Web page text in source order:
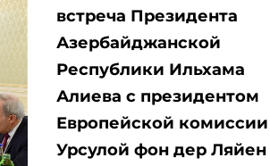
встреча Президента
Азербайджанской
Республики Ильхама
Алиева с президентом
Европейской комиссии
Урсулой фон дер Ляйен